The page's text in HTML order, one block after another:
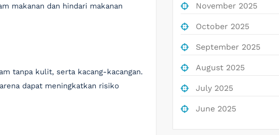
makanan dan hindari makanan
tanpa kulit, serta kacang-kacangan.
dapat meningkatkan risiko
November 2025
October 2025
September 2025
August 2025
July 2025
June 2025